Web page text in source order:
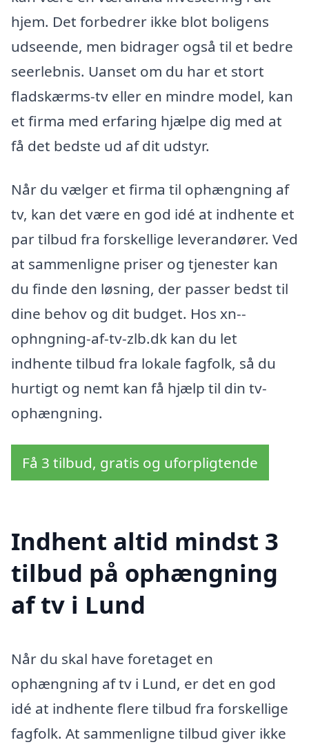
hjem. Det forbedrer ikke blot boligens
udseende, men bidrager også til et bedre
seerlebnis. Uanset om du har et stort
fladskærms-tv eller en mindre model, kan
et firma med erfaring hjælpe dig med at
få det bedste ud af dit udstyr.
Når du vælger et firma til ophængning af
tv, kan det være en god idé at indhente et
par tilbud fra forskellige leverandører. Ved
at sammenligne priser og tjenester kan
du finde den løsning, der passer bedst til
dine behov og dit budget. Hos xn--
ophngning-af-tv-zlb.dk kan du let
indhente tilbud fra lokale fagfolk, så du
hurtigt og nemt kan få hjælp til din tv-
ophængning.
Få 3 tilbud, gratis og uforpligtende
Indhent altid mindst 3
tilbud på ophængning
af tv i Lund
Når du skal have foretaget en
ophængning af tv i Lund, er det en god
idé at indhente flere tilbud fra forskellige
fagfolk. At sammenligne tilbud giver ikke